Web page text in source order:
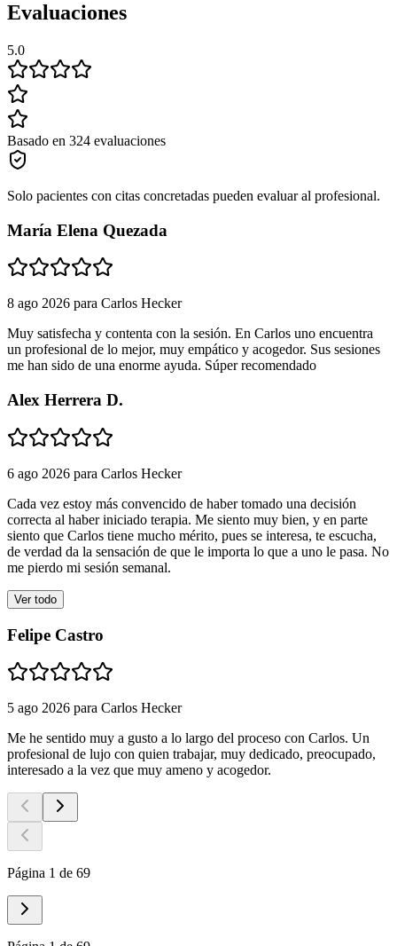
Evaluaciones
5.0
Basado en 324 evaluaciones
Solo pacientes con citas concretadas pueden evaluar al profesional.
María Elena Quezada
8 ago 2026 para Carlos Hecker
Muy satisfecha y contenta con la sesión. En Carlos uno encuentra
un profesional de lo mejor, muy empático y acogedor. Sus sesiones
me han sido de una enorme ayuda. Súper recomendado
Alex Herrera D.
6 ago 2026 para Carlos Hecker
Cada vez estoy más convencido de haber tomado una decisión
correcta al haber iniciado terapia. Me siento muy bien, y en parte
siento que Carlos tiene mucho mérito, pues se interesa, te escucha,
de verdad da la sensación de que le importa lo que a uno le pasa. No
me pierdo mi sesión semanal.
Ver todo
Felipe Castro
5 ago 2026 para Carlos Hecker
Me he sentido muy a gusto a lo largo del proceso con Carlos. Un
profesional de lujo con quien trabajar, muy dedicado, preocupado,
interesado a la vez que muy ameno y acogedor.
Página 1 de 69